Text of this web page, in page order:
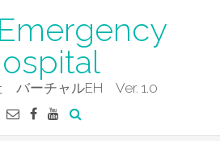
バーチャルEH Ver. 1.0